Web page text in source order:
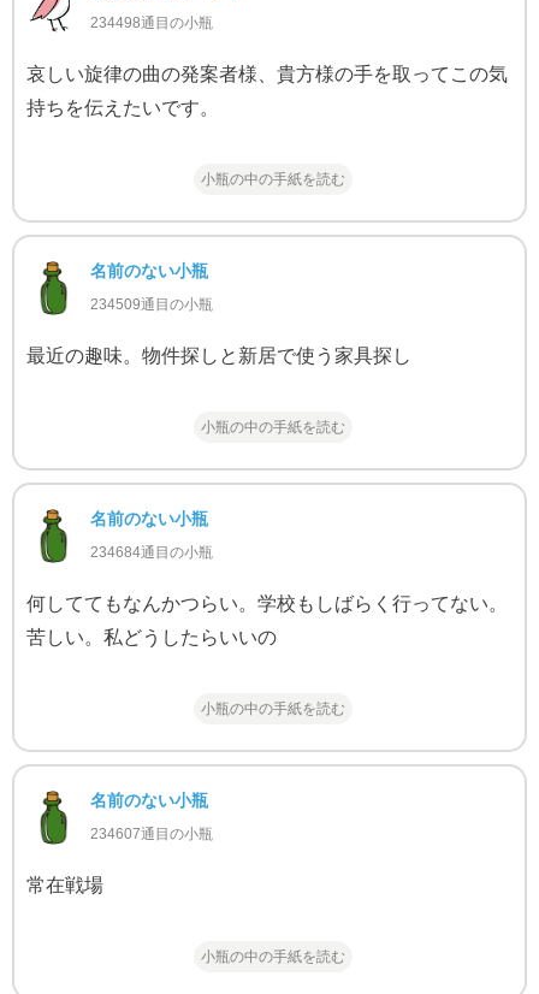
234498通目の小瓶
哀しい旋律の曲の発案者様、貴方様の手を取ってこの気
持ちを伝えたいです。
小瓶の中の手紙を読む
名前のない小瓶
234509通目の小瓶
最近の趣味。物件探しと新居で使う家具探し
小瓶の中の手紙を読む
名前のない小瓶
234684通目の小瓶
何しててもなんかつらい。学校もしばらく行ってない。
苦しい。私どうしたらいいの
小瓶の中の手紙を読む
名前のない小瓶
234607通目の小瓶
常在戦場
小瓶の中の手紙を読む